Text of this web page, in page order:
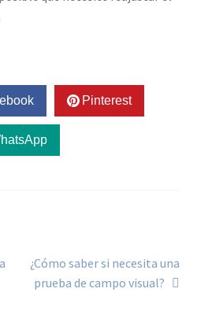
Pinterest
¿Cómo saber si necesita una
prueba de campo visual?